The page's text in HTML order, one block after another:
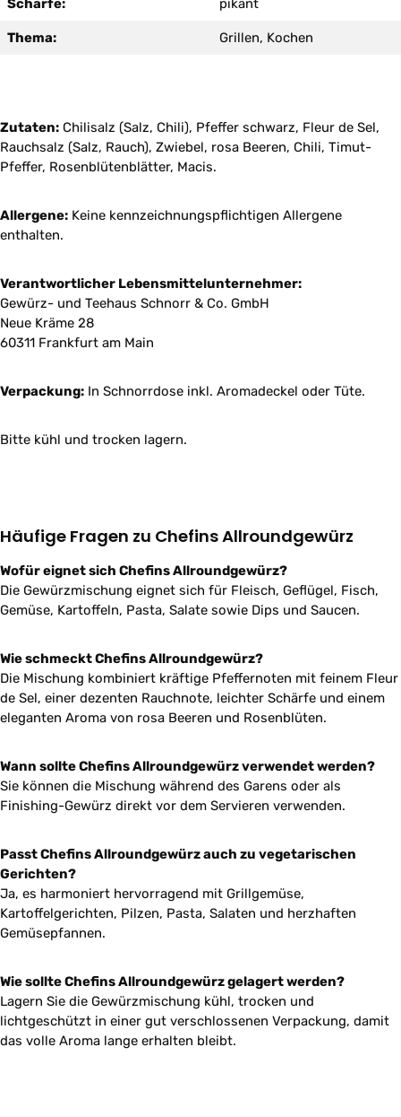
Schärfe: pikant
Thema: Grillen, Kochen
Zutaten: Chilisalz (Salz, Chili), Pfeffer schwarz, Fleur de Sel,
Rauchsalz (Salz, Rauch), Zwiebel, rosa Beeren, Chili, Timut-
Pfeffer, Rosenblütenblätter, Macis.
Allergene: Keine kennzeichnungspflichtigen Allergene
enthalten.
Verantwortlicher Lebensmittelunternehmer:
Gewürz- und Teehaus Schnorr & Co. GmbH
Neue Kräme 28
60311 Frankfurt am Main
Verpackung: In Schnorrdose inkl. Aromadeckel oder Tüte.
Bitte kühl und trocken lagern.
Häufige Fragen zu Chefins Allroundgewürz
Wofür eignet sich Chefins Allroundgewürz?
Die Gewürzmischung eignet sich für Fleisch, Geflügel, Fisch,
Gemüse, Kartoffeln, Pasta, Salate sowie Dips und Saucen.
Wie schmeckt Chefins Allroundgewürz?
Die Mischung kombiniert kräftige Pfeffernoten mit feinem Fleur
de Sel, einer dezenten Rauchnote, leichter Schärfe und einem
eleganten Aroma von rosa Beeren und Rosenblüten.
Wann sollte Chefins Allroundgewürz verwendet werden?
Sie können die Mischung während des Garens oder als
Finishing-Gewürz direkt vor dem Servieren verwenden.
Passt Chefins Allroundgewürz auch zu vegetarischen
Gerichten?
Ja, es harmoniert hervorragend mit Grillgemüse,
Kartoffelgerichten, Pilzen, Pasta, Salaten und herzhaften
Gemüsepfannen.
Wie sollte Chefins Allroundgewürz gelagert werden?
Lagern Sie die Gewürzmischung kühl, trocken und
lichtgeschützt in einer gut verschlossenen Verpackung, damit
das volle Aroma lange erhalten bleibt.